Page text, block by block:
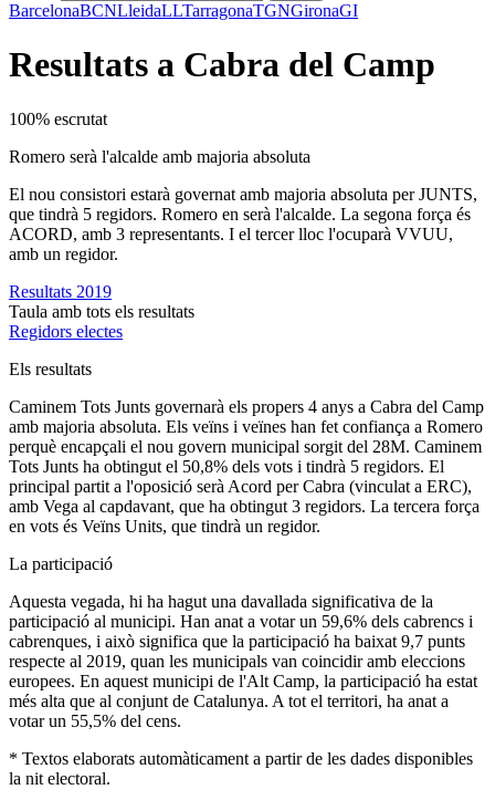
BarcelonaBCNLleidaLLTarragonaTGNGironaGI
Resultats a Cabra del Camp
100% escrutat
Romero serà l'alcalde amb majoria absoluta
El nou consistori estarà governat amb majoria absoluta per JUNTS,
que tindrà 5 regidors. Romero en serà l'alcalde. La segona força és
ACORD, amb 3 representants. I el tercer lloc l'ocuparà VVUU,
amb un regidor.
Resultats 2019
Taula amb tots els resultats
Regidors electes
Els resultats
Caminem Tots Junts governarà els propers 4 anys a Cabra del Camp
amb majoria absoluta. Els veïns i veïnes han fet confiança a Romero
perquè encapçali el nou govern municipal sorgit del 28M. Caminem
Tots Junts ha obtingut el 50,8% dels vots i tindrà 5 regidors. El
principal partit a l'oposició serà Acord per Cabra (vinculat a ERC),
amb Vega al capdavant, que ha obtingut 3 regidors. La tercera força
en vots és Veïns Units, que tindrà un regidor.
La participació
Aquesta vegada, hi ha hagut una davallada significativa de la
participació al municipi. Han anat a votar un 59,6% dels cabrencs i
cabrenques, i això significa que la participació ha baixat 9,7 punts
respecte al 2019, quan les municipals van coincidir amb eleccions
europees. En aquest municipi de l'Alt Camp, la participació ha estat
més alta que al conjunt de Catalunya. A tot el territori, ha anat a
votar un 55,5% del cens.
* Textos elaborats automàticament a partir de les dades disponibles
la nit electoral.